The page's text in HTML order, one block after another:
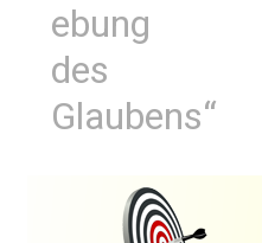
ebung
des
Glaubens“